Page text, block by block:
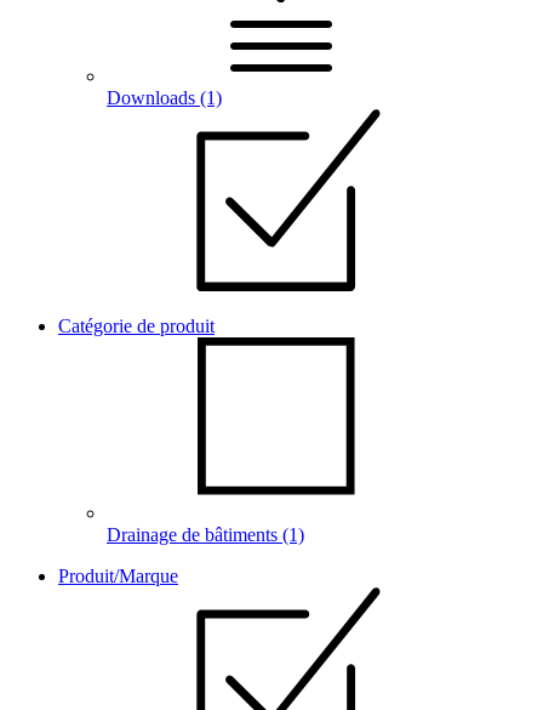
Downloads (1)
Catégorie de produit
Drainage de bâtiments (1)
Produit/Marque